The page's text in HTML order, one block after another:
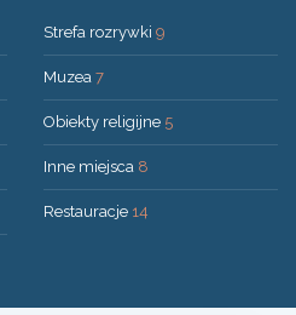
Strefa rozrywki 9
Muzea 7
Obiekty religijne 5
Inne miejsca 8
Restauracje 14